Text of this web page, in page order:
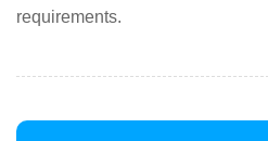
requirements.